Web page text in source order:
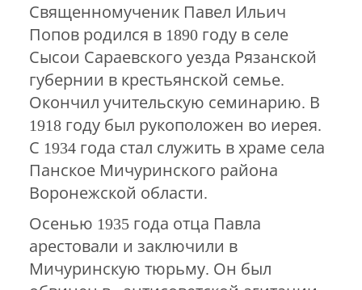
Священномученик Павел Ильич
Попов родился в 1890 году в селе
Сысои Сараевского уезда Рязанской
губернии в крестьянской семье.
Окончил учительскую семинарию. В
1918 году был рукоположен во иерея.
С 1934 года стал служить в храме села
Панское Мичуринского района
Воронежской области.
Осенью 1935 года отца Павла
арестовали и заключили в
Мичуринскую тюрьму. Он был